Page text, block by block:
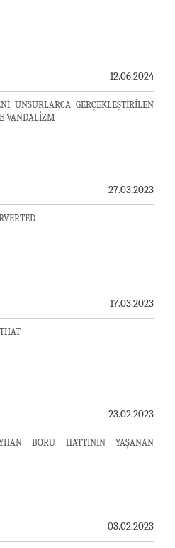
12.06.2024
UNSURLARCA GERÇEKLEŞTİRİLEN
VANDALİZM
27.03.2023
17.03.2023
23.02.2023
BORU HATTININ YAŞANAN
03.02.2023